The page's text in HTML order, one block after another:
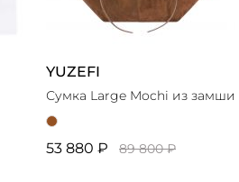
YUZEFI
Сумка Large Mochi из замши
53 880 ₽ 89 800 ₽